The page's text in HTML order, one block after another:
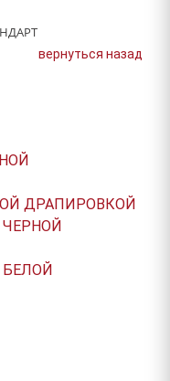
вернуться назад
ДРАПИРОВКОЙ